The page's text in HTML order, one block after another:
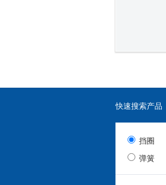
快速搜索产品
挡圈
弹簧